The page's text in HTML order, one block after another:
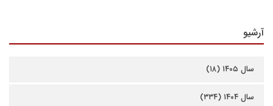
آرشیو
سال ۱۴۰۵ (۱۸)
سال ۱۴۰۴ (۳۳۴)